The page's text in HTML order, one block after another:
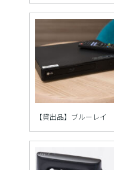
【貸出品】ブルーレイ